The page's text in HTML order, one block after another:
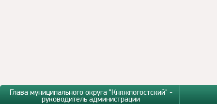
Глава муниципального округа "Княжпогостский" -
руководитель администрации